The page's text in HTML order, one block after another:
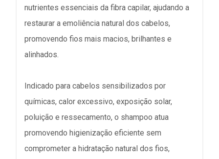
nutrientes essenciais da fibra capilar, ajudando a
restaurar a emoliência natural dos cabelos,
promovendo fios mais macios, brilhantes e
alinhados.
Indicado para cabelos sensibilizados por
químicas, calor excessivo, exposição solar,
poluição e ressecamento, o shampoo atua
promovendo higienização eficiente sem
comprometer a hidratação natural dos fios,